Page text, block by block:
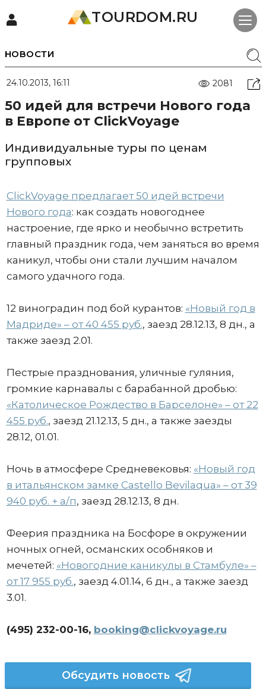
TOURDOM.RU
НОВОСТИ
24.10.2013, 16:11 2081
50 идей для встречи Нового года
в Европе от ClickVoyage
Индивидуальные туры по ценам
групповых
ClickVoyage предлагает 50 идей встречи
Нового года: как создать новогоднее
настроение, где ярко и необычно встретить
главный праздник года, чем заняться во время
каникул, чтобы они стали лучшим началом
самого удачного года.
12 виноградин под бой курантов: «Новый год в
Мадриде» – от 40 455 руб., заезд 28.12.13, 8 дн., а
также заезд 2.01.
Пестрые празднования, уличные гуляния,
громкие карнавалы с барабанной дробью:
«Католическое Рождество в Барселоне» – от 22
455 руб., заезд 21.12.13, 5 дн., а также заезды
28.12, 01.01.
Ночь в атмосфере Средневековья: «Новый год
в итальянском замке Сastello Bevilaqua» – от 39
940 руб. + а/п, заезд 28.12.13, 8 дн.
Феерия праздника на Босфоре в окружении
ночных огней, османских особняков и
мечетей: «Новогодние каникулы в Стамбуле» –
от 17 955 руб., заезд 4.01.14, 6 дн., а также заезд
3.01.
(495) 232-00-16, booking@clickvoyage.ru
Обсудить новость